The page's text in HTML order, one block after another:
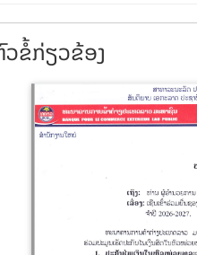
ຂໍ້ກ່ຽວຂ້ອງ